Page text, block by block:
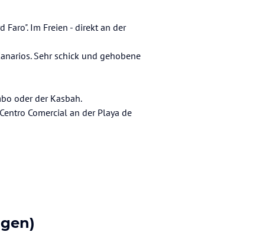
Faro". Im Freien - direkt an der
Sehr schick und gehobene
oder der Kasbah.
Comercial an der Playa de